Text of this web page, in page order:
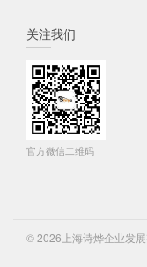
关注我们
官方微信二维码
© 2026上海诗烨企业发